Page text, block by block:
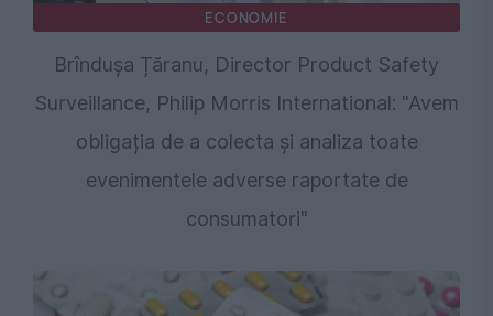
ECONOMIE
Brîndușa Țăranu, Director Product Safety
Surveillance, Philip Morris International: "Avem
obligația de a colecta și analiza toate
evenimentele adverse raportate de
consumatori"